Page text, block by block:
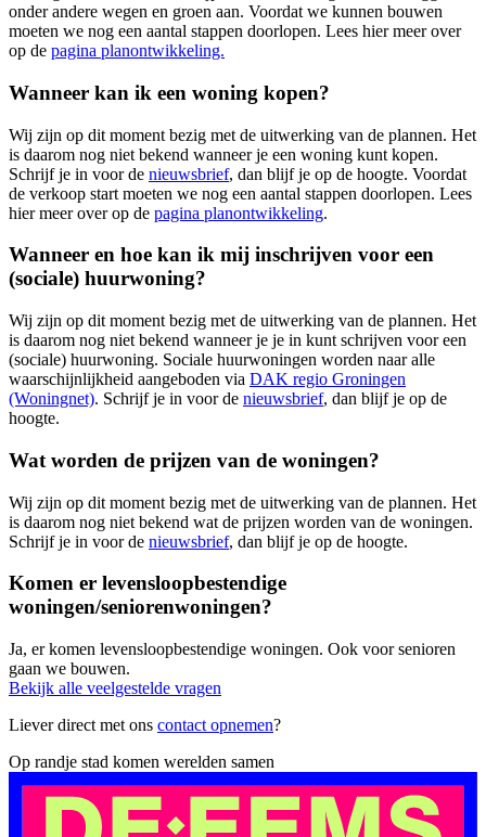
onder andere wegen en groen aan. Voordat we kunnen bouwen
moeten we nog een aantal stappen doorlopen. Lees hier meer over
op de pagina planontwikkeling.
Wanneer kan ik een woning kopen?
Wij zijn op dit moment bezig met de uitwerking van de plannen. Het
is daarom nog niet bekend wanneer je een woning kunt kopen.
Schrijf je in voor de nieuwsbrief, dan blijf je op de hoogte. Voordat
de verkoop start moeten we nog een aantal stappen doorlopen. Lees
hier meer over op de pagina planontwikkeling.
Wanneer en hoe kan ik mij inschrijven voor een
(sociale) huurwoning?
Wij zijn op dit moment bezig met de uitwerking van de plannen. Het
is daarom nog niet bekend wanneer je je in kunt schrijven voor een
(sociale) huurwoning. Sociale huurwoningen worden naar alle
waarschijnlijkheid aangeboden via DAK regio Groningen
(Woningnet). Schrijf je in voor de nieuwsbrief, dan blijf je op de
hoogte.
Wat worden de prijzen van de woningen?
Wij zijn op dit moment bezig met de uitwerking van de plannen. Het
is daarom nog niet bekend wat de prijzen worden van de woningen.
Schrijf je in voor de nieuwsbrief, dan blijf je op de hoogte.
Komen er levensloopbestendige
woningen/seniorenwoningen?
Ja, er komen levensloopbestendige woningen. Ook voor senioren
gaan we bouwen.
Bekijk alle veelgestelde vragen
Liever direct met ons contact opnemen?
Op randje stad komen werelden samen